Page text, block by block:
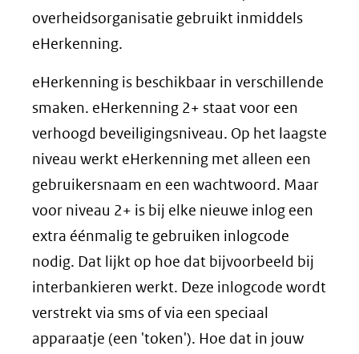
naar
overheidsorganisatie gebruikt inmiddels
eHerkenning.
eHerkenning is beschikbaar in verschillende
smaken. eHerkenning 2+ staat voor een
verhoogd beveiligingsniveau. Op het laagste
niveau werkt eHerkenning met alleen een
gebruikersnaam en een wachtwoord. Maar
voor niveau 2+ is bij elke nieuwe inlog een
extra éénmalig te gebruiken inlogcode
nodig. Dat lijkt op hoe dat bijvoorbeeld bij
interbankieren werkt. Deze inlogcode wordt
verstrekt via sms of via een speciaal
apparaatje (een 'token'). Hoe dat in jouw